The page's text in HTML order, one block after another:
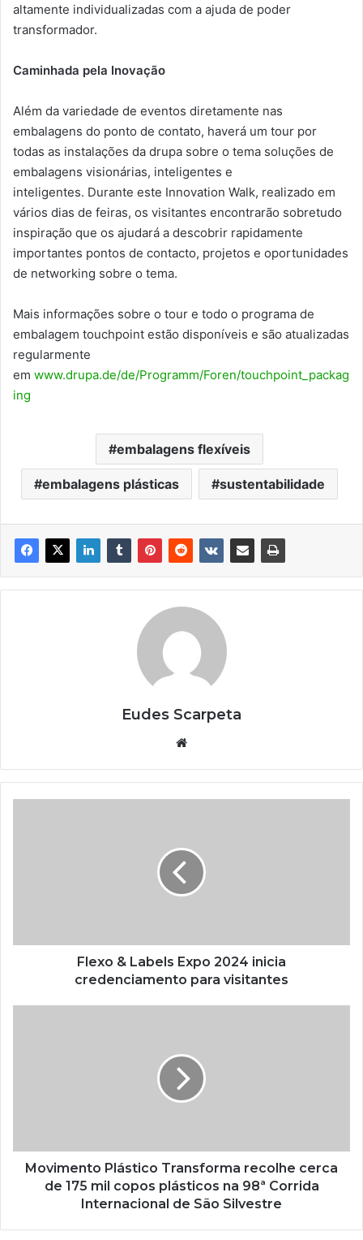
altamente individualizadas com a ajuda de poder
transformador.
Caminhada pela Inovação
Além da variedade de eventos diretamente nas
embalagens do ponto de contato, haverá um tour por
todas as instalações da drupa sobre o tema soluções de
embalagens visionárias, inteligentes e
inteligentes. Durante este Innovation Walk, realizado em
vários dias de feiras, os visitantes encontrarão sobretudo
inspiração que os ajudará a descobrir rapidamente
importantes pontos de contacto, projetos e oportunidades
de networking sobre o tema.
Mais informações sobre o tour e todo o programa de
embalagem touchpoint estão disponíveis e são atualizadas
regularmente
em www.drupa.de/de/Programm/Foren/touchpoint_packag
ing
embalagens flexíveis
embalagens plásticas sustentabilidade
Eudes Scarpeta
visitantes
Flexo & Labels Expo 2024 inicia
credenciamento para visitantes
copos
plásticos
Internacional
Movimento Plástico Transforma recolhe cerca
de 175 mil copos plásticos na 98ª Corrida
Internacional de São Silvestre